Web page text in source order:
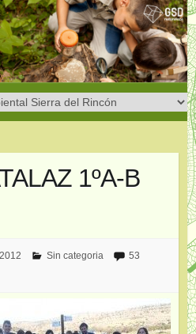
1ºA-B
Sin categoria
53